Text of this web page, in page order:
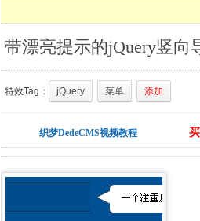
特效Tag： jQuery 菜单 添加
织梦DedeCMS视频教程